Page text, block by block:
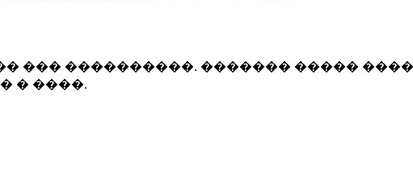
��� ����������. ������� �����
� ����.